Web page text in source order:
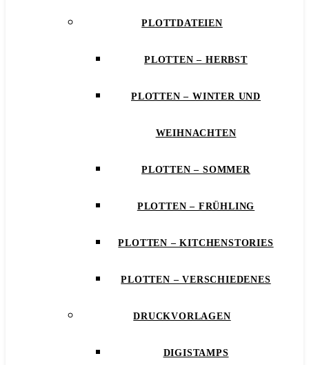
PLOTTDATEIEN
PLOTTEN – HERBST
PLOTTEN – WINTER UND
WEIHNACHTEN
PLOTTEN – SOMMER
PLOTTEN – FRÜHLING
PLOTTEN – KITCHENSTORIES
PLOTTEN – VERSCHIEDENES
DRUCKVORLAGEN
DIGISTAMPS